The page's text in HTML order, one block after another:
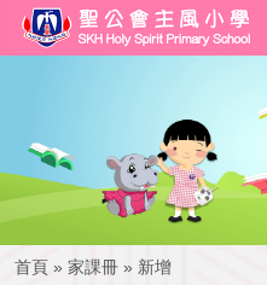
首頁 » 家課冊 » 新增